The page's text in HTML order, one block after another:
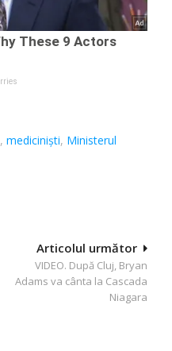
,medicinişti, Ministerul
Articolul următor
VIDEO. După Cluj, Bryan
Adams va cânta la Cascada
Niagara